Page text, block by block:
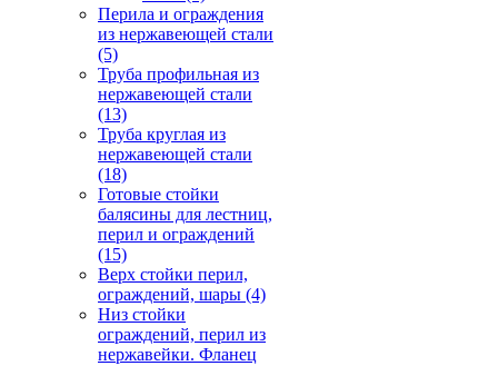
Перила и ограждения
из нержавеющей стали
(5)
Труба профильная из
нержавеющей стали
(13)
Труба круглая из
нержавеющей стали
(18)
Готовые стойки
балясины для лестниц,
перил и ограждений
(15)
Верх стойки перил,
ограждений, шары (4)
Низ стойки
ограждений, перил из
нержавейки. Фланец